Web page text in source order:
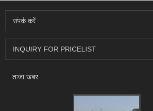
संपर्क करें
INQUIRY FOR PRICELIST
ताजा खबर